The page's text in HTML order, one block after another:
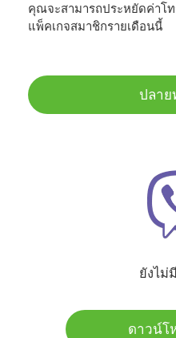
คุณจะสามารถประหยัดค่าโ
แพ็คเกจสมาชิกรายเดือนนี้
ปลาย
ยังไม่
ดาวน์โ